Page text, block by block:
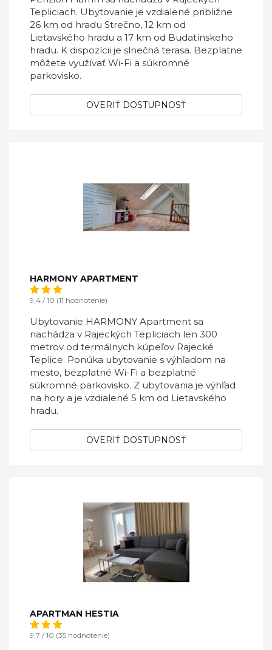
Tepliciach. Ubytovanie je vzdialené približne
26 km od hradu Strečno, 12 km od
Lietavského hradu a 17 km od Budatínskeho
hradu. K dispozícii je slnečná terasa. Bezplatne
môžete využívať Wi-Fi a súkromné
parkovisko.
OVERIŤ DOSTUPNOSŤ
HARMONY APARTMENT
9,4 / 10 (11 hodnotenie)
Ubytovanie HARMONY Apartment sa
nachádza v Rajeckých Tepliciach len 300
metrov od termálnych kúpeľov Rajecké
Teplice. Ponúka ubytovanie s výhľadom na
mesto, bezplatné Wi-Fi a bezplatné
súkromné parkovisko. Z ubytovania je výhľad
na hory a je vzdialené 5 km od Lietavského
hradu.
OVERIŤ DOSTUPNOSŤ
APARTMAN HESTIA
9,7 / 10 (35 hodnotenie)